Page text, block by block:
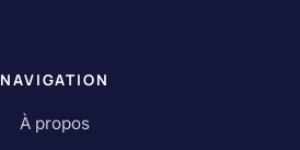
NAVIGATION
À propos